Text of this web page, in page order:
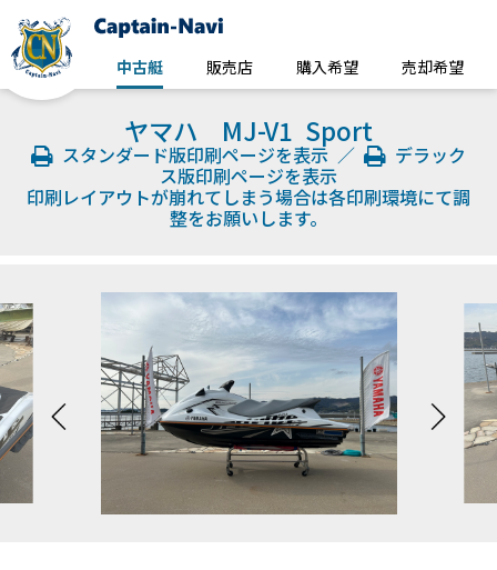
中古艇 販売店 購入希望 売却希望
ヤマハ MJ-V1 Sport
スタンダード版印刷ページを表示 ／
デラック
ス版印刷ページを表示
印刷レイアウトが崩れてしまう場合は各印刷環境にて調
整をお願いします。